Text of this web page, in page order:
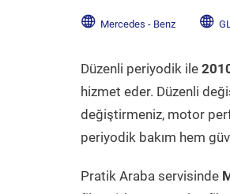
Mercedes - Benz
Düzenli periyodik ile
hizmet eder. Düzenli
değiştirmeniz, motor
periyodik bakım hem
Pratik Araba servisinde